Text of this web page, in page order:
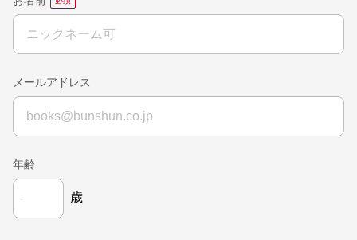
メールアドレス
年齢
歳